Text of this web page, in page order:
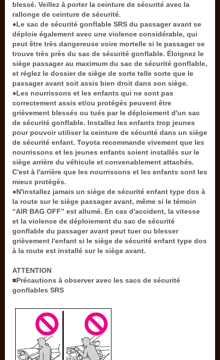
blessé. Veillez à porter la ceinture de sécurité avec la
rallonge de ceinture de sécurité.
●Le sac de sécurité gonflable SRS du passager avant se
déploie également avec une violence considérable, qui
peut être très dangereuse voire mortelle si le passager se
trouve très près du sac de sécurité gonflable. Éloignez le
siège passager au maximum du sac de sécurité gonflable,
et réglez le dossier de siège de sorte telle sorte que le
passager avant soit assis bien droit dans son siège.
●Les nourrissons et les enfants qui ne sont pas
correctement assis et/ou protégés peuvent être
grièvement blessés ou tués par le déploiement d'un sac
de sécurité gonflable. Installez les enfants trop jeunes
pour pouvoir utiliser la ceinture de sécurité dans un siège
de sécurité enfant. Toyota recommande vivement que les
nourrissons et les jeunes enfants soient installés sur le
siège arrière du véhicule et convenablement attachés.
C'est à l'arrière que les nourrissons et les enfants sont les
mieux protégés.
●N'installez jamais un siège de sécurité enfant type dos à
la route sur le siège passager avant, même si le témoin
“AIR BAG OFF” est allumé. En cas d'accident, la vitesse
et la violence de déploiement du sac de sécurité
gonflable du passager avant peut tuer ou blesser
grièvement l'enfant si le siège de sécurité enfant type dos
à la route est installé sur le siège avant.
ATTENTION
■Précautions à observer avec les sacs de sécurité
gonflables SRS